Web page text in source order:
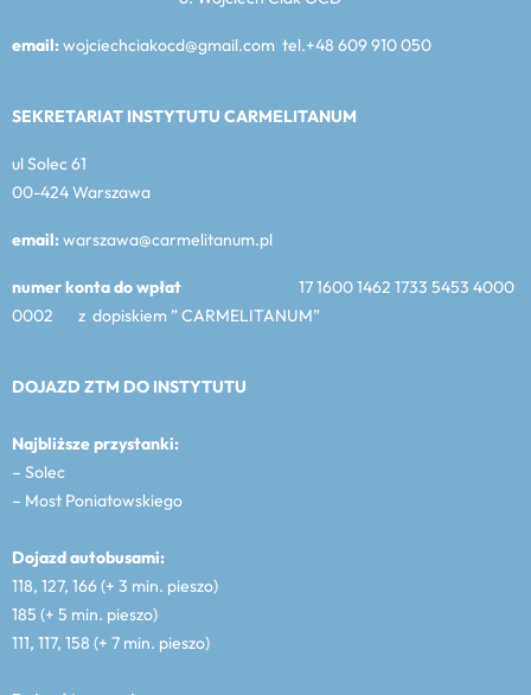
email:wojciechciakocd@gmail.com tel.+48 609 910 050
SEKRETARIAT INSTYTUTU CARMELITANUM
ul Solec 61
00-424 Warszawa
email:warszawa@carmelitanum.pl
numer konta do wpłat 17 1600 1462 1733 5453 4000
0002 z dopiskiem ” CARMELITANUM”
DOJAZD ZTM DO INSTYTUTU
Najbliższe przystanki:
– Solec
– Most Poniatowskiego
Dojazd autobusami:
118, 127, 166 (+ 3 min. pieszo)
185 (+ 5 min. pieszo)
111, 117, 158 (+ 7 min. pieszo)